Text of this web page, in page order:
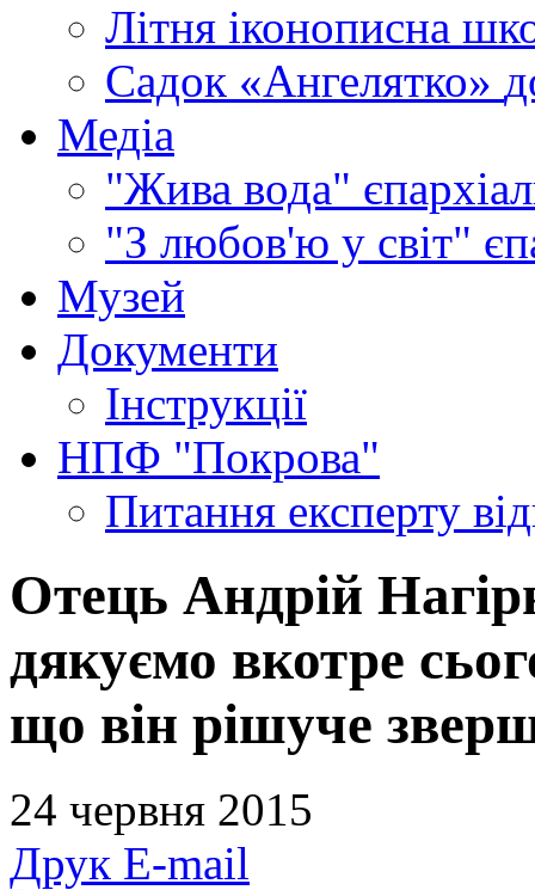
Літня іконописна
Садок «Ангелятко»
Медіа
"Жива вода"
"З любов'ю у світ"
Музей
Документи
Інструкції
НПФ "Покрова"
Питання експерту
Отець Андрій
дякуємо вкотре
що він рішуче
24 червня 2015
Друк E-mail